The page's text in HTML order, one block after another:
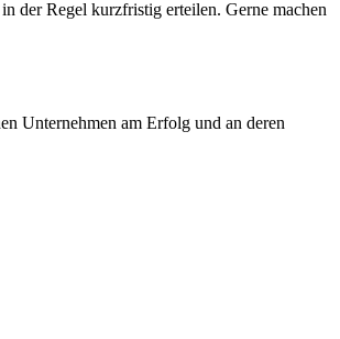
der Regel kurzfristig erteilen. Gerne machen
Unternehmen am Erfolg und an deren